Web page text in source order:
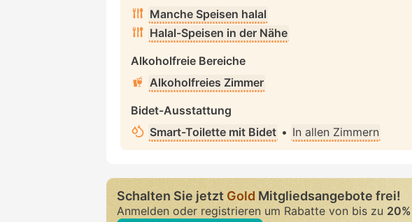
Manche Speisen halal
Halal-Speisen in der Nähe
Alkoholfreie Bereiche
Alkoholfreies Zimmer
Bidet-Ausstattung
Smart-Toilette mit Bidet • In allen Zimmern
Schalten Sie jetztGoldMitgliedsangebote frei!
Anmelden oder registrieren um Rabatte von bis zu 20%